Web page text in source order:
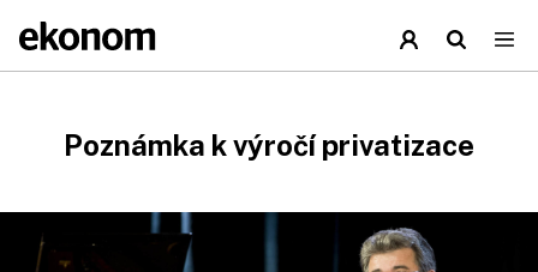
Poznámka k výročí privatizace